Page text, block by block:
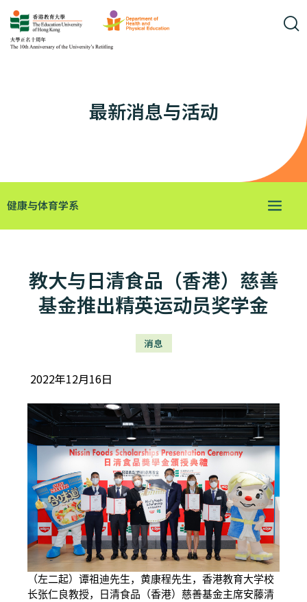
最新消息与活动
健康与体育学系
教大与日清食品（香港）慈善
基金推出精英运动员奖学金
消息
2022年12月16日
（左二起）谭祖迪先生，黄康程先生，香港教育大学校
长张仁良教授，日清食品（香港）慈善基金主席安藤清